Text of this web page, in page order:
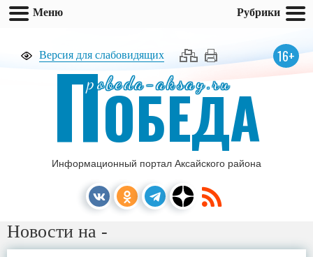
Версия для слабовидящих 16+
pobeda-aksay.ru
ПОБЕДА
Информационный портал Аксайского района
Новости на -
Меню Рубрики